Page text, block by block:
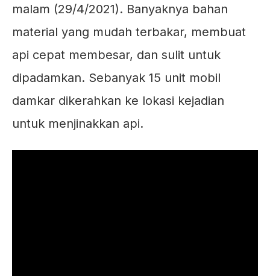
malam (29/4/2021). Banyaknya bahan
material yang mudah terbakar, membuat
api cepat membesar, dan sulit untuk
dipadamkan. Sebanyak 15 unit mobil
damkar dikerahkan ke lokasi kejadian
untuk menjinakkan api.